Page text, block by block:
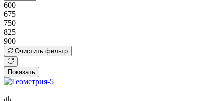
600
675
750
825
900
Очистить фильтр
Показать